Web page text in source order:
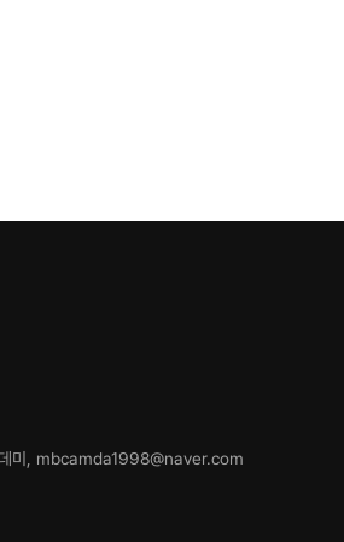
미, mbcamda1998@naver.com